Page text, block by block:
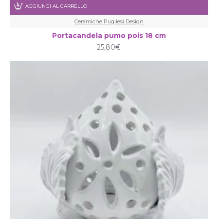
Ceramiche Pugliesi Design
Portacandela pumo pois 18 cm
25,80€
AGGIUNGI AL CARRELLO